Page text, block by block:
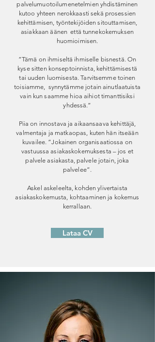
palvelumuotoilumenetelmien yhdistäminen
kutoo yhteen nerokkaasti sekä prosessien
kehittämisen, työntekijöiden sitouttamisen,
asiakkaan äänen että tunnekokemuksen
huomioimisen.
”Tämä on ihmiseltä ihmiselle bisnestä. On
kyse sitten konseptoinnista, kehittämisestä
tai uuden luomisesta. Tarvitsemme toinen
toisiamme, synnytämme jotain ainutlaatuista
vain kun saamme hioa aihiot timanttisiksi
yhdessä.”
Piia on innostava ja aikaansaava kehittäjä,
valmentaja ja matkaopas, kuten hän itseään
kuvailee. ”Jokainen organisaatiossa on
vastuussa asiakaskokemuksesta – jos et
palvele asiakasta, palvele jotain, joka
palvelee”.
Askel askeleelta, kohden ylivertaista
asiakaskokemusta, kohtaaminen ja kokemus
kerrallaan.
Lataa CV